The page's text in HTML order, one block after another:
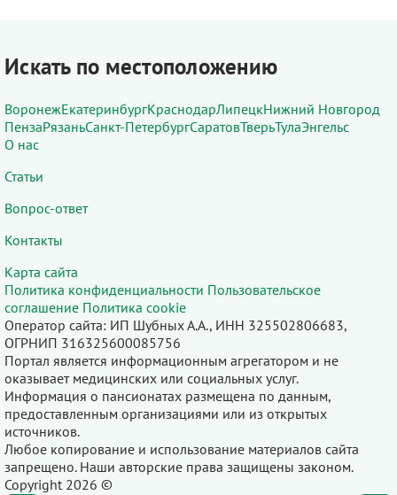
Искать по местоположению
ВоронежЕкатеринбургКраснодарЛипецкНижний Новгород
ПензаРязаньСанкт-ПетербургСаратовТверьТулаЭнгельс
О нас
Статьи
Вопрос-ответ
Контакты
Карта сайта
Политика конфиденциальности Пользовательское
соглашение Политика cookie
Оператор сайта: ИП Шубных А.А., ИНН 325502806683,
ОГРНИП 316325600085756
Портал является информационным агрегатором и не
оказывает медицинских или социальных услуг.
Информация о пансионатах размещена по данным,
предоставленным организациями или из открытых
источников.
Любое копирование и использование материалов сайта
запрещено. Наши авторские права защищены законом.
Copyright 2026 ©